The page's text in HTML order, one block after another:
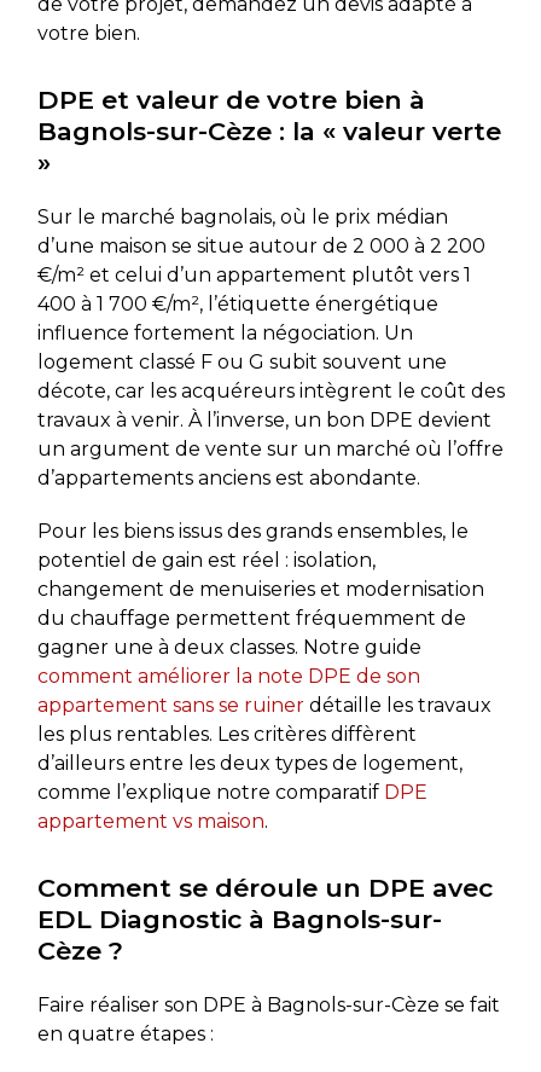
votre bien.
DPE et valeur de votre bien à
Bagnols-sur-Cèze : la « valeur verte
»
Sur le marché bagnolais, où le prix médian
d’une maison se situe autour de 2 000 à 2 200
€/m² et celui d’un appartement plutôt vers 1
400 à 1 700 €/m², l’étiquette énergétique
influence fortement la négociation. Un
logement classé F ou G subit souvent une
décote, car les acquéreurs intègrent le coût des
travaux à venir. À l’inverse, un bon DPE devient
un argument de vente sur un marché où l’offre
d’appartements anciens est abondante.
Pour les biens issus des grands ensembles, le
potentiel de gain est réel : isolation,
changement de menuiseries et modernisation
du chauffage permettent fréquemment de
gagner une à deux classes. Notre guide
comment améliorer la note DPE de son
appartement sans se ruinerdétaille les travaux
les plus rentables. Les critères diffèrent
d’ailleurs entre les deux types de logement,
comme l’explique notre comparatif DPE
appartement vs maison.
Comment se déroule un DPE avec
EDL Diagnostic à Bagnols-sur-
Cèze ?
Faire réaliser son DPE à Bagnols-sur-Cèze se fait
en quatre étapes :